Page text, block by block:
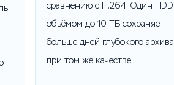
сравнению с H.264. Один HDD
объёмом до 10 ТБ сохраняет
больше дней глубокого архива
при том же качестве.